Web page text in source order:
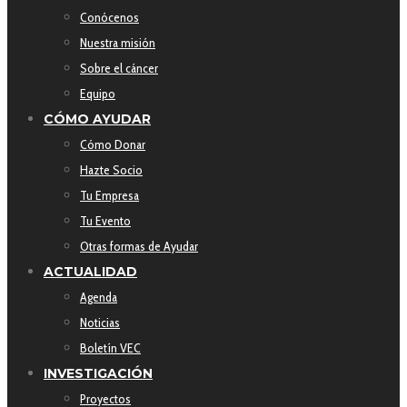
Conócenos
Nuestra misión
Sobre el cáncer
Equipo
CÓMO AYUDAR
Cómo Donar
Hazte Socio
Tu Empresa
Tu Evento
Otras formas de Ayudar
ACTUALIDAD
Agenda
Noticias
Boletín VEC
INVESTIGACIÓN
Proyectos